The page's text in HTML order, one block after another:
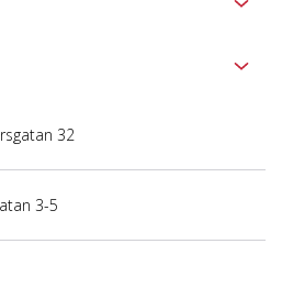
32
3-5